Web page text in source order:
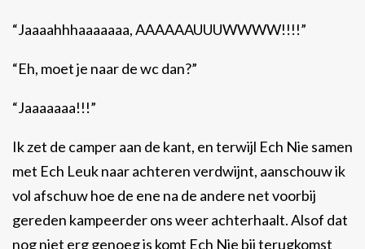
“Jaaaahhhaaaaaaa, AAAAAAUUUWWWW!!!!”
“Eh, moet je naar de wc dan?”
“Jaaaaaaa!!!”
Ik zet de camper aan de kant, en terwijl Ech Nie samen
met Ech Leuk naar achteren verdwijnt, aanschouw ik
vol afschuw hoe de ene na de andere net voorbij
gereden kampeerder ons weer achterhaalt. Alsof dat
nog niet erg genoeg is komt Ech Nie bij terugkomst